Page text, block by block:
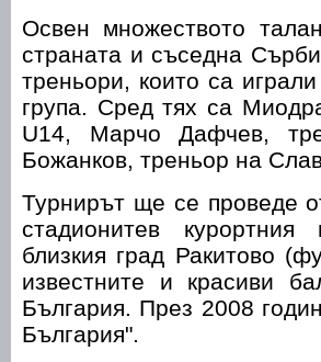
Освен множеството
страната и съседна
треньори, които са
група. Сред тях са
U14, Марчо Дафчев,
Божанков, треньор на
Турнирът ще се проведе
стадионитев
близкия град Ракитово
известните и красиви
България. През 2008
България".